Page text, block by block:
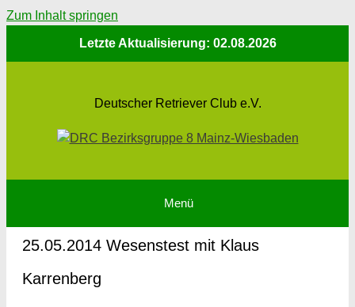
Zum Inhalt springen
Letzte Aktualisierung: 02.08.2026
Deutscher Retriever Club e.V.
Menü
25.05.2014 Wesenstest mit Klaus
Karrenberg